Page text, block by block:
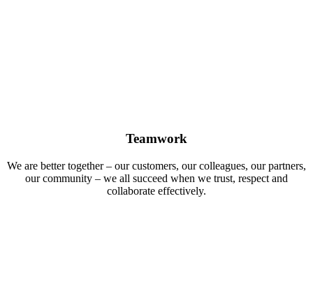
Teamwork
We are better together – our customers, our colleagues, our partners,
our community – we all succeed when we trust, respect and
collaborate effectively.